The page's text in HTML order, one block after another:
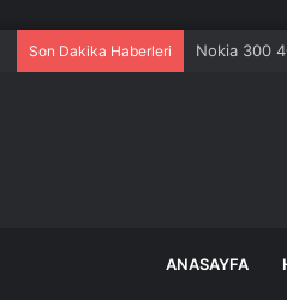
Son Dakika Haberleri Nokia 300
ANASAYFA